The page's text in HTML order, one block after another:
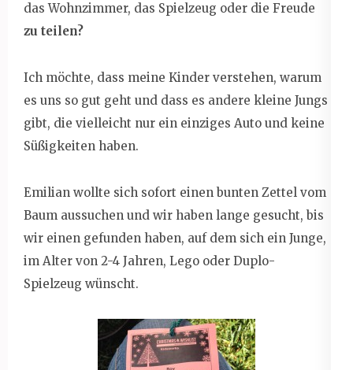
das Wohnzimmer, das Spielzeug oder die Freude
zu teilen?
Ich möchte, dass meine Kinder verstehen, warum
es uns so gut geht und dass es andere kleine Jungs
gibt, die vielleicht nur ein einziges Auto und keine
Süßigkeiten haben.
Emilian wollte sich sofort einen bunten Zettel vom
Baum aussuchen und wir haben lange gesucht, bis
wir einen gefunden haben, auf dem sich ein Junge,
im Alter von 2-4 Jahren, Lego oder Duplo-
Spielzeug wünscht.